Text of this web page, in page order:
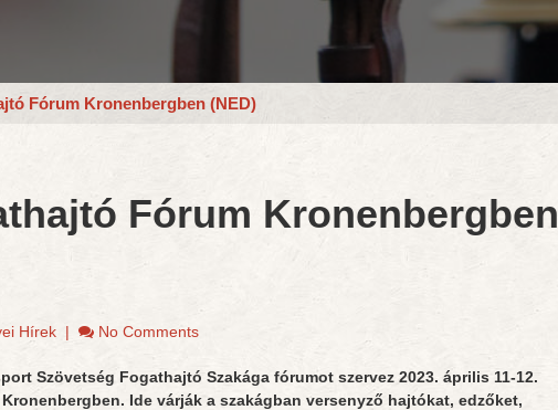
Fórum Kronenbergben (NED)
Fórum Kronenbergben
Hírek | No Comments
Szövetség Fogathajtó Szakága fórumot szervez 2023. április 11-12.
Ide várják a szakágban versenyző hajtókat, edzőket,